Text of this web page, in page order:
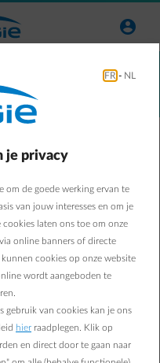
normal-account-circle
maanden gratis gas en
🚀
mijn energie
meter geleidelijk de oude
kan vragen
voor elektriciteit. De
van toepassing in Wallonië.
FR - NL
je privacy
om de goede werking ervan te
van jouw interesses en om je
laten ons toe om onze
online banners of directe
cookies op onze website
wordt aangeboden te
gebruik van cookies kan je ons
hier raadplegen. Klik op
en direct door te gaan naar